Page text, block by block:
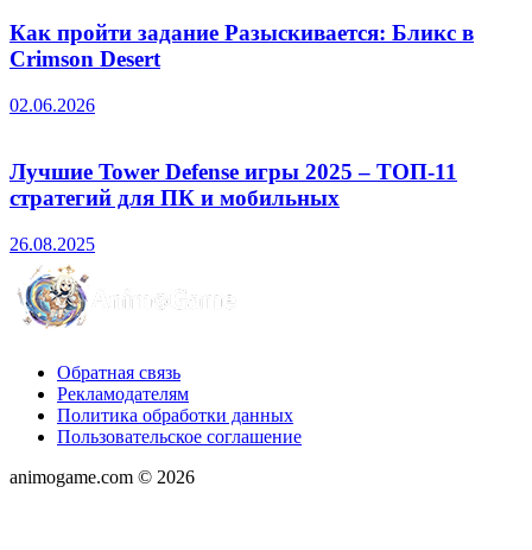
Как пройти задание Разыскивается: Бликс в
Crimson Desert
02.06.2026
Лучшие Tower Defense игры 2025 – ТОП-11
стратегий для ПК и мобильных
26.08.2025
Обратная связь
Рекламодателям
Политика обработки данных
Пользовательское соглашение
animogame.com © 2026